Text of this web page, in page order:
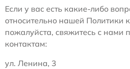
Если у вас есть какие-либо
относительно нашей Политики
пожалуйста, свяжитесь с нами
контактам:
ул. Ленина, 3